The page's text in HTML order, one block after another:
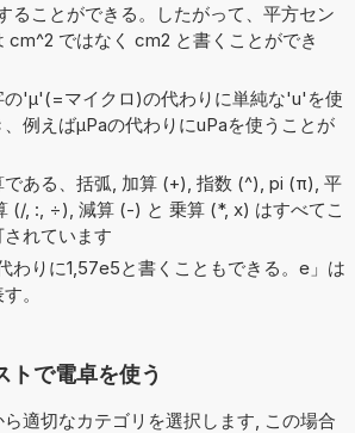
ることができる。したがって、平方セン
cm^2 ではなく cm2 と書くことができ
の'μ'(=マイクロ)の代わりに単純な'u'を使
、例えばµPaの代わりにuPaを使うことが
である、括弧, 加算 (+), 指数 (^), pi (π), 平
(/, :, ÷), 減算 (-) と 乗算 (*, x) はすべてこ
れています
わりに1,57e5と書くこともできる。e」は
。
トで電卓を使う
適切なカテゴリを選択します, この場合